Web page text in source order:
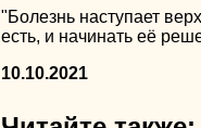
"Болезнь наступает
есть, и начинать её
10.10.2021